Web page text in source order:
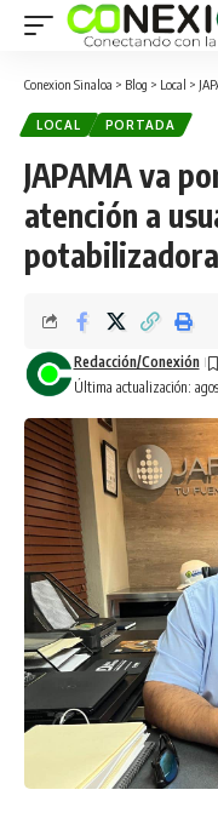
Conexion Sinaloa > Blog > Local >
LOCAL PORTADA
JAPAMA va
atención a
Última actualización:
Redacción/Conexión